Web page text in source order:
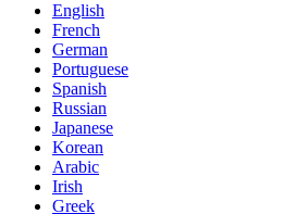
English
French
German
Portuguese
Spanish
Russian
Japanese
Korean
Arabic
Irish
Greek